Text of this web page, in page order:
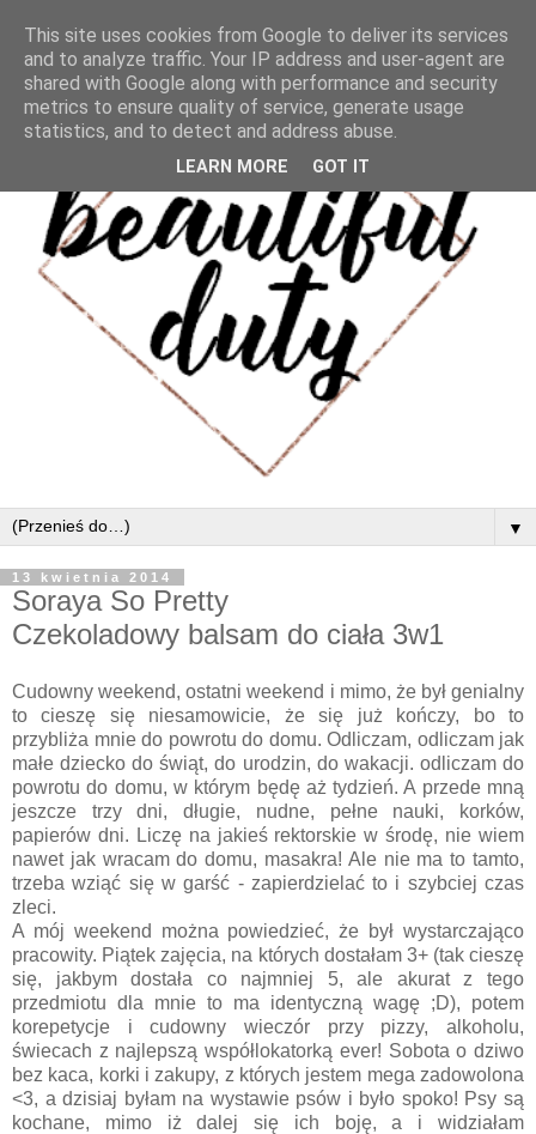
▼
13 kwietnia 2014
Soraya So Pretty
Czekoladowy balsam do ciała 3w1
Cudowny weekend, ostatni weekend i mimo, że był genialny
to cieszę się niesamowicie, że się już kończy, bo to
przybliża mnie do powrotu do domu. Odliczam, odliczam jak
małe dziecko do świąt, do urodzin, do wakacji. odliczam do
powrotu do domu, w którym będę aż tydzień. A przede mną
jeszcze trzy dni, długie, nudne, pełne nauki, korków,
papierów dni. Liczę na jakieś rektorskie w środę, nie wiem
nawet jak wracam do domu, masakra! Ale nie ma to tamto,
trzeba wziąć się w garść - zapierdzielać to i szybciej czas
zleci.
A mój weekend można powiedzieć, że był wystarczająco
pracowity. Piątek zajęcia, na których dostałam 3+ (tak cieszę
się, jakbym dostała co najmniej 5, ale akurat z tego
przedmiotu dla mnie to ma identyczną wagę ;D), potem
korepetycje i cudowny wieczór przy pizzy, alkoholu,
świecach z najlepszą współlokatorką ever! Sobota o dziwo
bez kaca, korki i zakupy, z których jestem mega zadowolona
<3, a dzisiaj byłam na wystawie psów i było spoko! Psy są
kochane, mimo iż dalej się ich boję, a i widziałam
This site uses cookies from Google to deliver its services
and to analyze traffic. Your IP address and user-agent are
shared with Google along with performance and security
metrics to ensure quality of service, generate usage
statistics, and to detect and address abuse.
LEARN MORE GOT IT